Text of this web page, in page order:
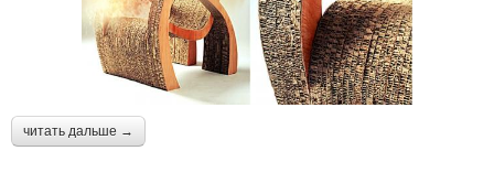
читать дальше →